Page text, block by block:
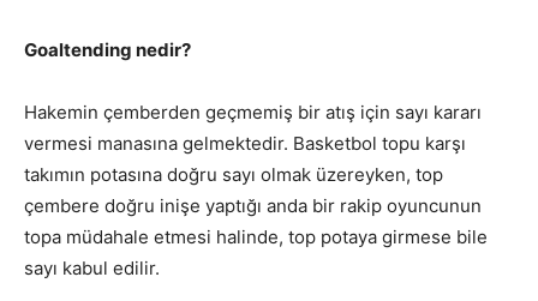
Goaltending nedir?
Hakemin çemberden geçmemiş bir atış için sayı kararı
vermesi manasına gelmektedir. Basketbol topu karşı
takımın potasına doğru sayı olmak üzereyken, top
çembere doğru inişe yaptığı anda bir rakip oyuncunun
topa müdahale etmesi halinde, top potaya girmese bile
sayı kabul edilir.